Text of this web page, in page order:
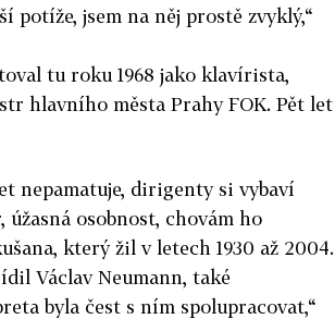
potíže, jsem na něj prostě zvyklý,“
tu roku 1968 jako klavírista,
hlavního města Prahy FOK. Pět let
nepamatuje, dirigenty si vybaví
úžasná osobnost, chovám ho
který žil v letech 1930 až 2004.
Václav Neumann, také
byla čest s ním spolupracovat,“